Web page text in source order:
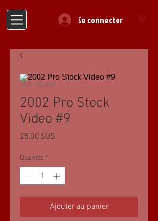
Se connecter
SKU : 2002009
2002 Pro Stock
Video #9
25,00 $US
Quantité *
Ajouter au panier